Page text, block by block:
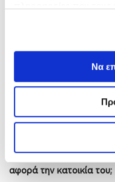
Να
14. Ποια διαδικασία
Κάθε ΑΤΑΚ που
15. Σε ποιες ενέργειες
όταν δεν εμφανίζεται
αφορά την κατοικία του;